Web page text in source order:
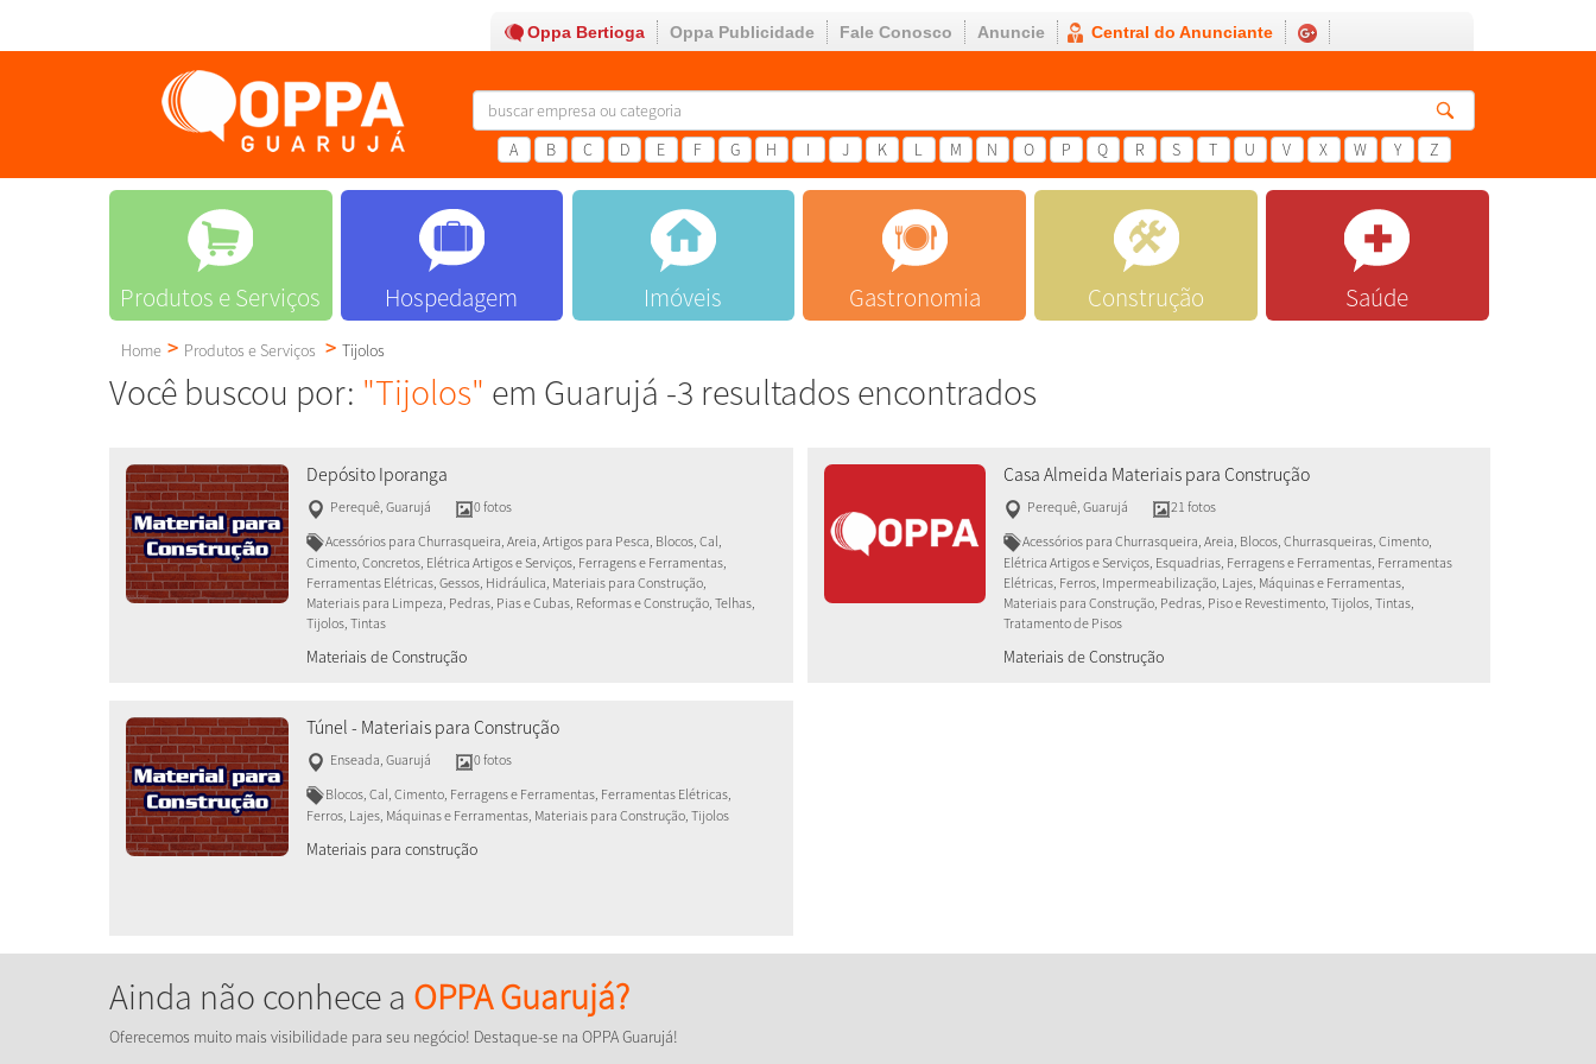
Oppa Bertioga Oppa Publicidade Fale Conosco Anuncie Central do Anunciante
A B C D E F G H I J K L M N O P Q R S T U V X W Y Z
Produtos e Serviços Hospedagem Imóveis Gastronomia Construção Saúde
Home Produtos e Serviços Tijolos
Você buscou por: "Tijolos" em Guarujá -3 resultados encontrados
Depósito Iporanga
Perequê, Guarujá
0 fotos
Acessórios para Churrasqueira, Areia, Artigos para Pesca, Blocos, Cal,
Cimento, Concretos, Elétrica Artigos e Serviços, Ferragens e Ferramentas,
Ferramentas Elétricas, Gessos, Hidráulica, Materiais para Construção,
Materiais para Limpeza, Pedras, Pias e Cubas, Reformas e Construção, Telhas,
Tijolos, Tintas
Materiais de Construção
Casa Almeida Materiais para Construção
Perequê,Guarujá
21 fotos
Acessórios para Churrasqueira, Areia, Blocos, Churrasqueiras, Cimento,
Elétrica Artigos e Serviços, Esquadrias, Ferragens e Ferramentas, Ferramentas
Elétricas, Ferros, Impermeabilização, Lajes, Máquinas e Ferramentas,
Materiais para Construção, Pedras, Piso e Revestimento, Tijolos, Tintas,
Tratamento de Pisos
Materiais de Construção
Túnel - Materiais para Construção
Enseada, Guarujá
0 fotos
Blocos, Cal, Cimento, Ferragens e Ferramentas, Ferramentas Elétricas,
Ferros, Lajes, Máquinas e Ferramentas, Materiais para Construção, Tijolos
Materiais para construção
Ainda não conhece a OPPA Guarujá?
Oferecemos muito mais visibilidade para seu negócio! Destaque-se na OPPA Guarujá!